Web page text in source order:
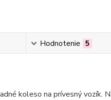
Hodnotenie 5
koleso na prívesný vozík.